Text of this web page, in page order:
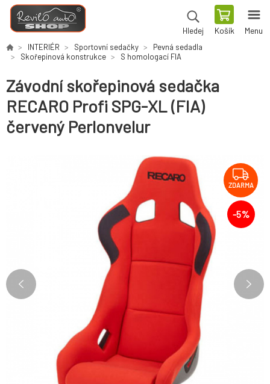
Hledej Košík Menu
INTERIÉR Sportovní sedačky
Pevná sedadla
Skořepinová konstrukce
S homologací FIA
Závodní skořepinová sedačka
RECARO Profi SPG-XL (FIA)
červený Perlonvelur
ZDARMA
-5%